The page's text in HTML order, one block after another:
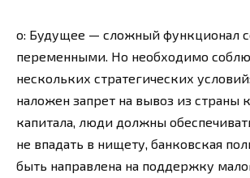
о: Будущее — сложный функционал
переменными. Но необходимо
нескольких стратегических
наложен запрет на вывоз из страны
капитала, люди должны
не впадать в нищету, банковская
быть направлена на поддержку